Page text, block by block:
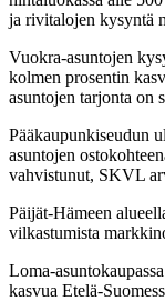
ja rivitalojen kysyntä
Vuokra-asuntojen
kolmen prosentin
asuntojen tarjonta on
Pääkaupunkiseudun
asuntojen
vahvistunut, SKVL
Päijät-Hämeen
vilkastumista
Loma-
kasvua Etelä-